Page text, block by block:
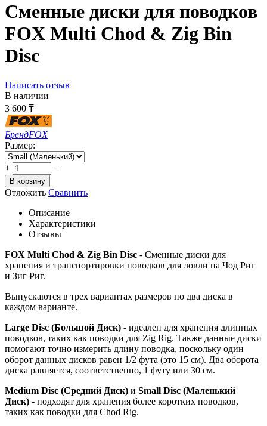
Сменные диски для поводков
FOX Multi Chod & Zig Bin
Disc
Написать отзыв
В наличии
3 600 ₸
БрендFOX
Размер:
+ −
В корзину
Отложить Сравнить
Описание
Характеристики
Отзывы
FOX Multi Chod & Zig Bin Disc - Сменные диски для
хранения и транспортировки поводков для ловли на Чод Риг
и Зиг Риг.
Выпускаются в трех вариантах размеров по два диска в
каждом варианте.
Large Disc (Большой Диск) - идеален для хранения длинных
поводков, таких как поводки для Zig Rig. Также данные диски
помогают точно измерить длину поводка, поскольку один
оборот данных дисков равен 1/2 фута (это 15 см). Два оборота
диска равняется, соответственно, 1 футу или 30 см.
Medium Disc (Средний Диск) и Small Disc (Маленький
Диск) - подходят для хранения более коротких поводков,
таких как поводки для Chod Rig.